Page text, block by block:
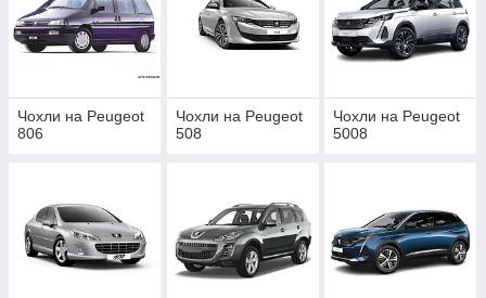
Чохли на Peugeot
806
Чохли на Peugeot
508
Чохли на Peugeot
5008